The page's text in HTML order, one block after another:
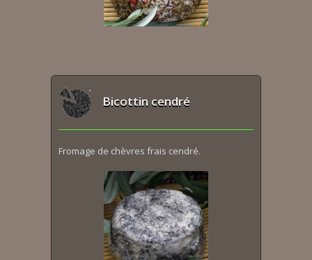
Bicottin cendré
Fromage de chèvres frais cendré.